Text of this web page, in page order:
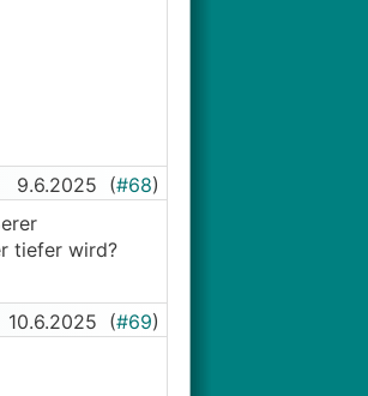
9.6.2025 (#68)
tiefer wird?
10.6.2025 (#69)